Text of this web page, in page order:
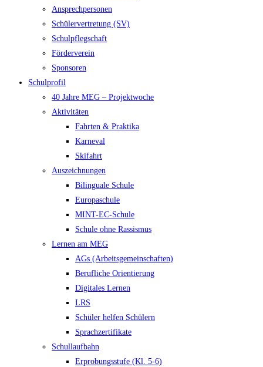
Ansprechpersonen
Schülervertretung (SV)
Schulpflegschaft
Förderverein
Sponsoren
Schulprofil
40 Jahre MEG – Projektwoche
Aktivitäten
Fahrten & Praktika
Karneval
Skifahrt
Auszeichnungen
Bilinguale Schule
Europaschule
MINT-EC-Schule
Schule ohne Rassismus
Lernen am MEG
AGs (Arbeitsgemeinschaften)
Berufliche Orientierung
Digitales Lernen
LRS
Schüler helfen Schülern
Sprachzertifikate
Schullaufbahn
Erprobungsstufe (Kl. 5-6)